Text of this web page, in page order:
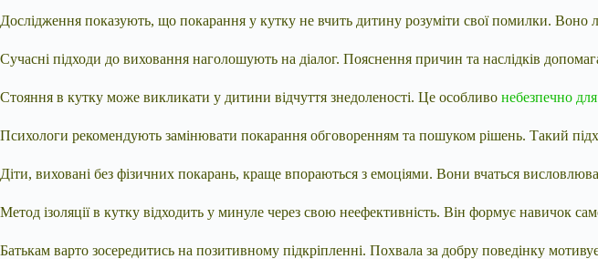
Дослідження показують, що покарання у кутку не вчить дитину розуміти свої помилки. Воно
Сучасні підходи до виховання наголошують на діалог. Пояснення причин та наслідків
Стояння в кутку може викликати у дитини відчуття знедоленості. Це особливо небезпечно для
Психологи рекомендують замінювати покарання обговоренням та пошуком рішень. Такий
Діти, виховані без фізичних покарань, краще впораються з емоціями. Вони вчаться
Метод ізоляції в кутку відходить у минуле через свою неефективність. Він формує навичок
Батькам варто зосередитись на позитивному підкріпленні. Похвала за добру поведінку